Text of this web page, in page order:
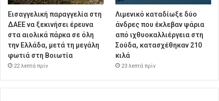
Εισαγγελική παραγγελία στη
ΔΑΕΕ να ξεκινήσει έρευνα
στα αιολικά πάρκα σε όλη
την Ελλάδα, μετά τη μεγάλη
φωτιά στη Βοιωτία
22 λεπτά πρίν
Λιμενικό καταδίωξε δύο
άνδρες που έκλεβαν ψάρια
από ιχθυοκαλλιέργεια στη
Σούδα, κατασχέθηκαν 210
κιλά
23 λεπτά πρίν